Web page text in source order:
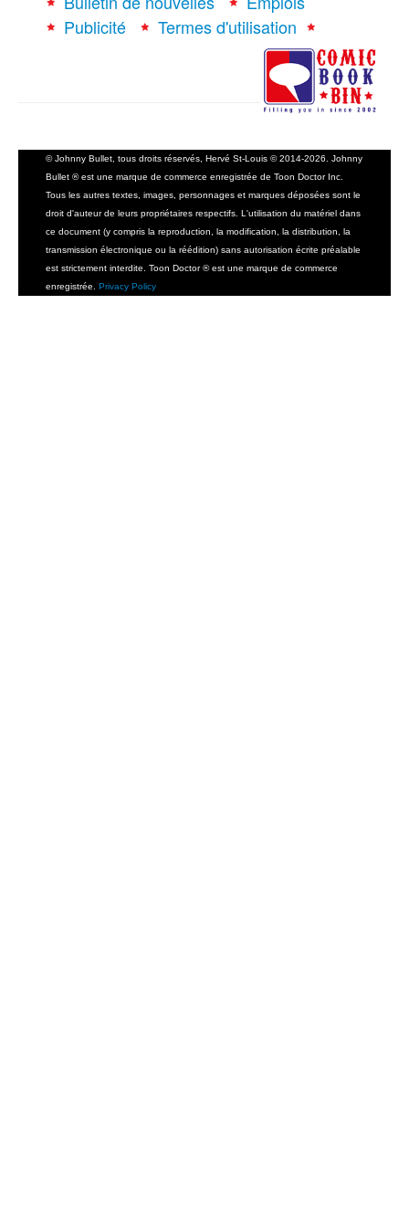
Publicité
Termes d'utilisation
© Johnny Bullet, tous droits réservés, Hervé St-Louis © 2014-2026. Johnny
Bullet ® est une marque de commerce enregistrée de Toon Doctor Inc.
Tous les autres textes, images, personnages et marques déposées sont le
droit d'auteur de leurs propriétaires respectifs. L'utilisation du matériel dans
ce document (y compris la reproduction, la modification, la distribution, la
transmission électronique ou la réédition) sans autorisation écrite préalable
est strictement interdite. Toon Doctor ® est une marque de commerce
enregistrée. Privacy Policy